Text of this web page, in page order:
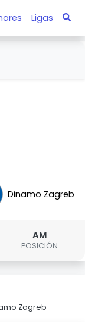
Ligas
Dinamo Zagreb
AM
POSICIÓN
Zagreb